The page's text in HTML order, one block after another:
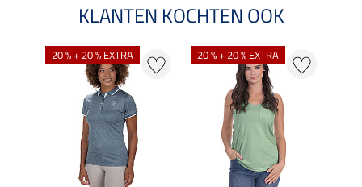
KLANTEN KOCHTEN OOK
20 % + 20 % EXTRA 20 % + 20 % EXTRA